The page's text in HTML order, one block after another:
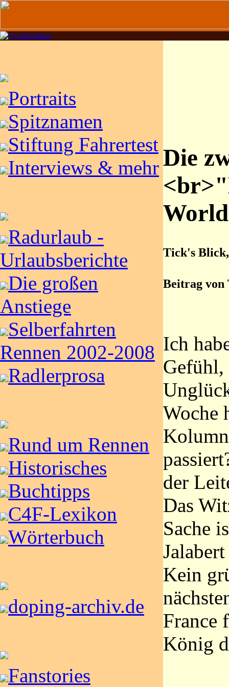
Portraits
Spitznamen
Stiftung Fahrertest
Interviews & mehr
Radurlaub -
Urlaubsberichte
Die großen
Anstiege
Selberfahrten
Rennen 2002-2008
Radlerprosa
Rund um Rennen
Historisches
Buchtipps
C4F-Lexikon
Wörterbuch
doping-archiv.de
Fanstories
Die
Tick's Blick,
Beitrag von
Ich
Gefühl,
Woche
der
Das
Sache
Kein
France
König